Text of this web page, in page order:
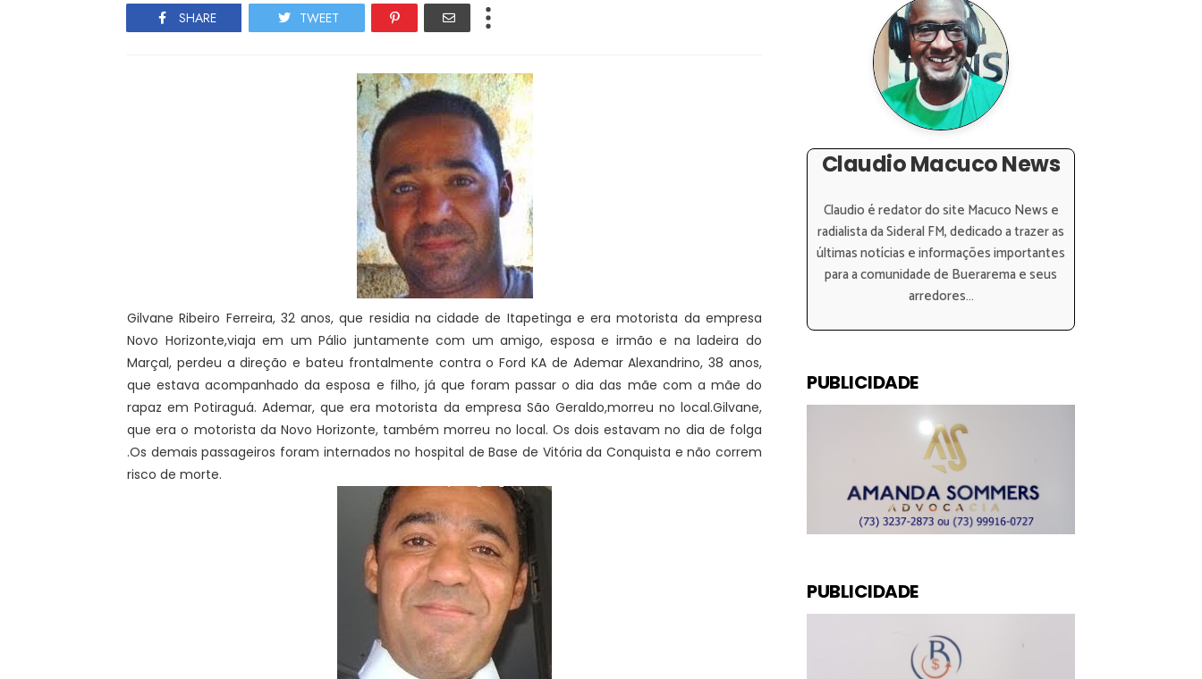
SHARE TWEET
Gilvane Ribeiro Ferreira, 32 anos, que residia na cidade de Itapetinga e era motorista da empresa
Novo Horizonte,viaja em um Pálio juntamente com um amigo, esposa e irmão e na ladeira do
Marçal, perdeu a direção e bateu frontalmente contra o Ford KA de Ademar Alexandrino, 38 anos,
que estava acompanhado da esposa e filho, já que foram passar o dia das mãe com a mãe do
rapaz em Potiraguá. Ademar, que era motorista da empresa São Geraldo,morreu no local.Gilvane,
que era o motorista da Novo Horizonte, também morreu no local. Os dois estavam no dia de folga
.Os demais passageiros foram internados no hospital de Base de Vitória da Conquista e não correm
risco de morte.
Claudio Macuco News
Claudio é redator do site Macuco News e
radialista da Sideral FM, dedicado a trazer as
últimas notícias e informações importantes
para a comunidade de Buerarema e seus
arredores...
PUBLICIDADE
PUBLICIDADE